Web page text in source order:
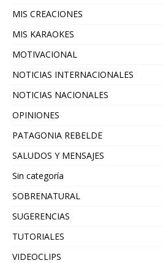
MIS CREACIONES
MIS KARAOKES
MOTIVACIONAL
NOTICIAS INTERNACIONALES
NOTICIAS NACIONALES
OPINIONES
PATAGONIA REBELDE
SALUDOS Y MENSAJES
Sin categoría
SOBRENATURAL
SUGERENCIAS
TUTORIALES
VIDEOCLIPS